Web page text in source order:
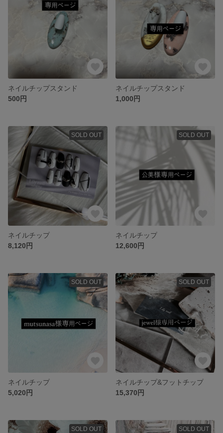
ネイルチップスタンド
500円
ネイルチップスタンド
1,000円
SOLD OUT
ネイルチップ
8,120円
SOLD OUT
ネイルチップ
12,600円
SOLD OUT
ネイルチップ
5,020円
SOLD OUT
ネイルチップ&フットチップ
15,370円
SOLD OUT SOLD OUT